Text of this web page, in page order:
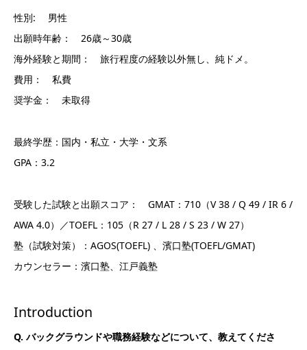
性別: 男性
出願時年齢： 26歳～30歳
海外経験と期間： 旅行程度の経験以外無し、純ドメ。
費用： 私費
奨学金： 未取得
最終学歴：国内・私立・大学・文系
GPA：3.2
受験した試験と出願スコア： GMAT：710（V 38 / Q 49 / IR 6 /
AWA 4.0）／TOEFL：105（R 27 / L 28 / S 23 / W 27）
塾（試験対策）：AGOS(TOEFL) 、濱口塾(TOEFL/GMAT)
カウンセラー：濱口塾、江戸義塾
Introduction
Q. バックグラウンドや職務経験などについて、教えてくださ